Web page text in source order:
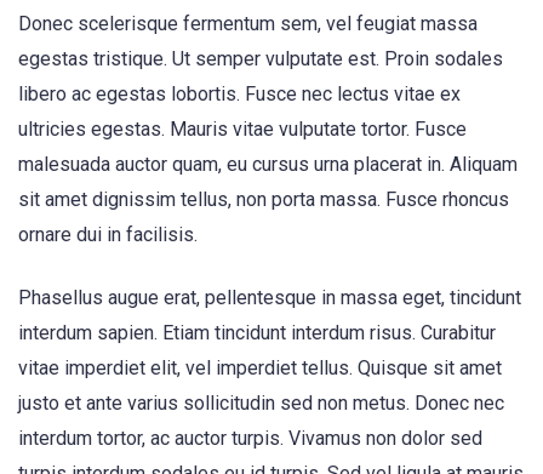
Donec scelerisque fermentum sem, vel feugiat massa
egestas tristique. Ut semper vulputate est. Proin sodales
libero ac egestas lobortis. Fusce nec lectus vitae ex
ultricies egestas. Mauris vitae vulputate tortor. Fusce
malesuada auctor quam, eu cursus urna placerat in. Aliquam
sit amet dignissim tellus, non porta massa. Fusce rhoncus
ornare dui in facilisis.
Phasellus augue erat, pellentesque in massa eget, tincidunt
interdum sapien. Etiam tincidunt interdum risus. Curabitur
vitae imperdiet elit, vel imperdiet tellus. Quisque sit amet
justo et ante varius sollicitudin sed non metus. Donec nec
interdum tortor, ac auctor turpis. Vivamus non dolor sed